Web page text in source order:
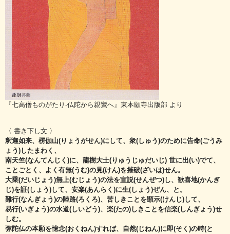
『七高僧ものがたり-仏陀から親鸞へ』東本願寺出版部 より
〈 書き下し文 〉
釈迦如来、楞伽山(りょうがせん)にして、衆(しゅう)のために告命(ごうみ
ょう)したまわく、
南天竺(なんてんじく)に、龍樹大士(りゅうじゅだいじ) 世に出(い)でて、
ことごとく、よく有無(うむ)の見(けん)を摧破(ざいは)せん。
大乗(だいじょう)無上(むじょう)の法を宣説(せんぜつ)し、歓喜地(かんぎ
じ)を証(しょう)して、安楽(あんらく)に生(しょう)ぜん、と。
難行(なんぎょう)の陸路(ろくろ)、苦しきことを顕示(けんじ)して、
易行(いぎょう)の水道(しいどう)、楽(たの)しきことを信楽(しんぎょう)せ
しむ。
弥陀仏の本願を憶念(おくねん)すれば、自然(じねん)に即(そく)の時(と